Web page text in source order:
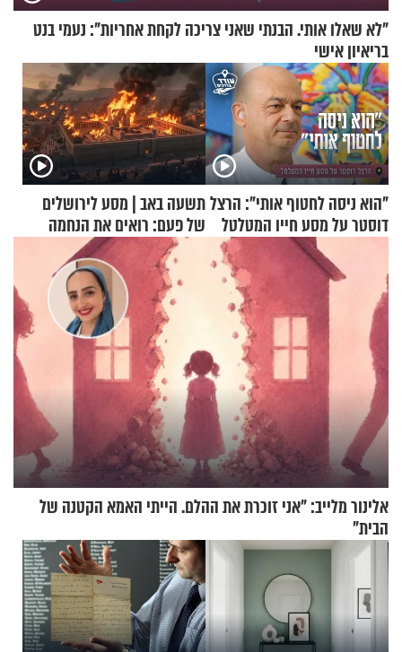
"לא שאלו אותי. הבנתי שאני צריכה לקחת אחריות": נעמי בנט
בריאיון אישי
"הוא ניסה לחטוף אותי": הרצל
דוסטר על מסע חייו המטלטל
תשעה באב | מסע לירושלים
של פעם: רואים את הנחמה
אלינור מלייב: "אני זוכרת את ההלם. הייתי האמא הקטנה של
הבית"